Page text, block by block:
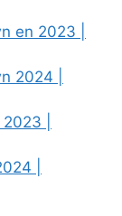
en 2023 |
2024 |
|
|